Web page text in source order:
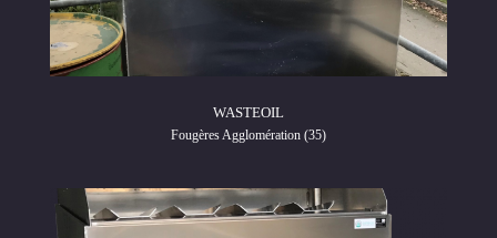
WASTEOIL
Fougères Agglomération (35)